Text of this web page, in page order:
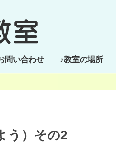
問い合わせ ♪教室の場所
う）その2